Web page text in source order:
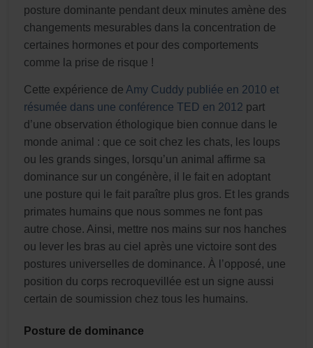
posture dominante pendant deux minutes amène des
changements mesurables dans la concentration de
certaines hormones et pour des comportements
comme la prise de risque !
Cette expérience de Amy Cuddy publiée en 2010 et
résumée dans une conférence TED en 2012 part
d’une observation éthologique bien connue dans le
monde animal : que ce soit chez les chats, les loups
ou les grands singes, lorsqu’un animal affirme sa
dominance sur un congénère, il le fait en adoptant
une posture qui le fait paraître plus gros. Et les grands
primates humains que nous sommes ne font pas
autre chose. Ainsi, mettre nos mains sur nos hanches
ou lever les bras au ciel après une victoire sont des
postures universelles de dominance. À l’opposé, une
position du corps recroquevillée est un signe aussi
certain de soumission chez tous les humains.
Posture de dominance